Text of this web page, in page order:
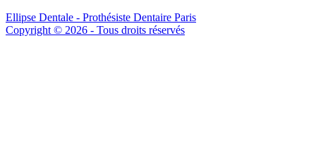
Ellipse Dentale - Prothésiste Dentaire Paris
Copyright © 2026 - Tous droits réservés